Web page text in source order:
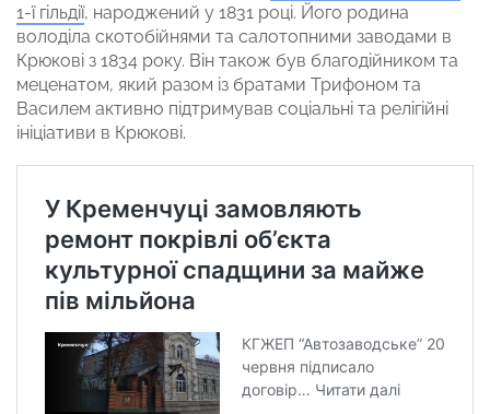
1-ї гільдії, народжений у 1831 році. Його родина
володіла скотобійнями та салотопними заводами в
Крюкові з 1834 року. Він також був благодійником та
меценатом, який разом із братами Трифоном та
Василем активно підтримував соціальні та релігійні
ініціативи в Крюкові.